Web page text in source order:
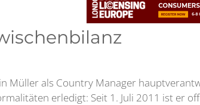
Müller als Country Manager
erledigt: Seit 1. Juli 2011 ist er